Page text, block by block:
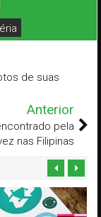
de suas
Anterior
pela
nas Filipinas